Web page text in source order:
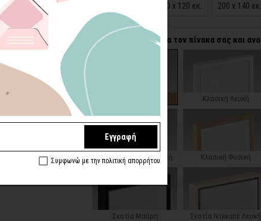
180 x 120 εκ. 200 x 140 εκ.
Επιλέξτε κορνίζα για τον πίνακα σας και
Κλασική Λευκή
Κλασική Ντεκαπέ Λευκή Κλασική Φυσική
Σκοτία Μαύρη Σκοτία Ντεκαπέ Λευκή
Εγγραφή
Συμφωνώ με την πολιτική απορρήτου